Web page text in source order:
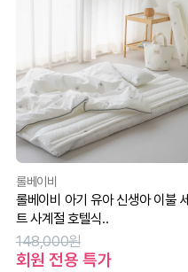
롤베이비
롤베이비 아기 유아 신생아 이불 세
트 사계절 호텔식..
148,000원
회원 전용 특가